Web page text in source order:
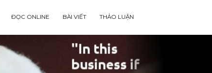
BẢN CẮT ĐỌC ONLINE BÀI VIẾT